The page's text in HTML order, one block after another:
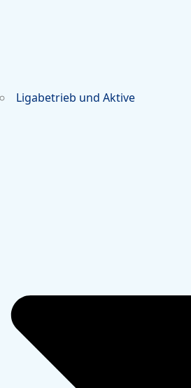
Ligabetrieb und Aktive